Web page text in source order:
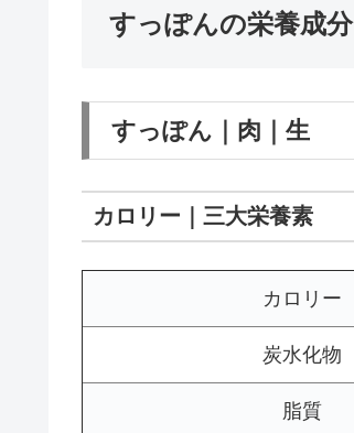
すっぽんの栄養成分
すっぽん｜肉｜生
カロリー｜三大栄養素
カロリー
炭水化物
脂質